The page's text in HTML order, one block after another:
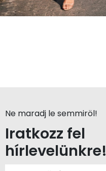
Ne maradj le semmiröl!
Iratkozz fel
hírlevelünkre!